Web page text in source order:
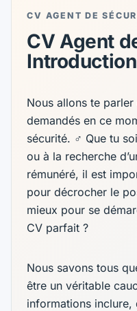
CV AGENT DE
CV Agent
Introduction
Nous allons te parler
demandés en ce
sécurité. ‍♂️ Que tu
ou à la recherche
rémunéré, il est
pour décrocher le
mieux pour se
CV parfait ?
Nous savons tous
être un véritable
informations inclure,